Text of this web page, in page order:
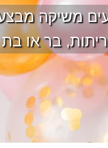
משיקה
בר או בת